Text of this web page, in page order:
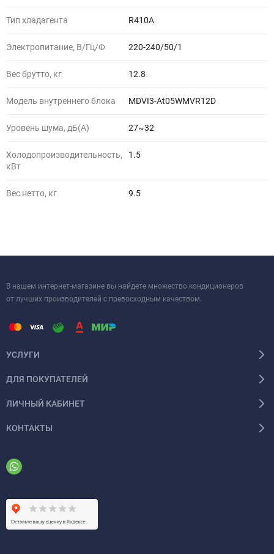
Тип хладагента R410A
Электропитание, В/Гц/Ф 220-240/50/1
Вес брутто, кг 12.8
Модель внутреннего блока MDVI3-At05WMVR12D
Уровень шума, дБ(A) 27~32
Холодопроизводительность,
кВт
1.5
Вес нетто, кг 9.5
В нашем интернет-магазине вы найдете множество кондиционеров
от лучших производителей с превосходным качеством.
УСЛУГИ
ДЛЯ ПОКУПАТЕЛЕЙ
ЛИЧНЫЙ КАБИНЕТ
КОНТАКТЫ